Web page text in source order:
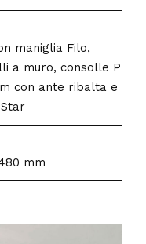
maniglia Filo,
a muro, consolle P
con ante ribalta e
mm